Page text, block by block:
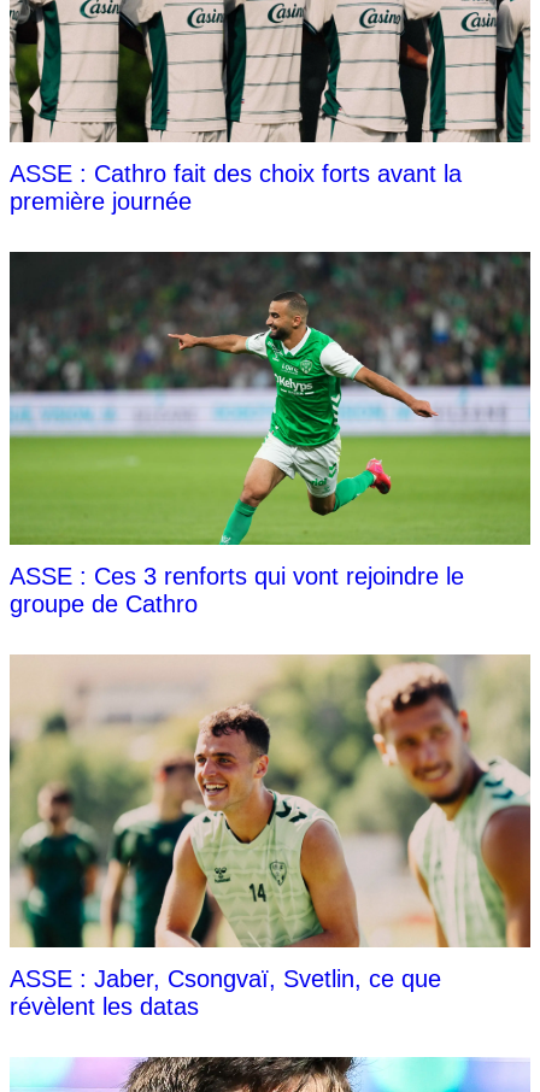
ASSE : Cathro fait des choix forts avant la
première journée
ASSE : Ces 3 renforts qui vont rejoindre le
groupe de Cathro
ASSE : Jaber, Csongvaï, Svetlin, ce que
révèlent les datas